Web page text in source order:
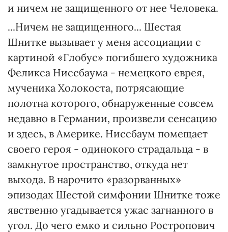
и ничем не защищенного от нее Человека.
...Ничем не защищенного... Шестая
Шнитке вызывает у меня ассоциации с
картиной «Глобус» погибшего художника
Феликса Ниссбаума - немецкого еврея,
мученика Холокоста, потрясающие
полотна которого, обнаруженные совсем
недавно в Германии, произвели сенсацию
и здесь, в Америке. Ниссбаум помещает
своего героя - одинокого страдальца - в
замкнутое пространство, откуда нет
выхода. В нарочито «разорванных»
эпизодах Шестой симфонии Шнитке тоже
явственно угадывается ужас загнанного в
угол. До чего емко и сильно Ростропович